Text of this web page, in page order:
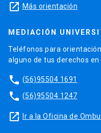
launch Más orientación
MEDIACIÓN
Teléfonos para
alguno de tus derechos en
phone (56)95504 1691
phone (56)95504 1247
launch Ir a la Oficina de